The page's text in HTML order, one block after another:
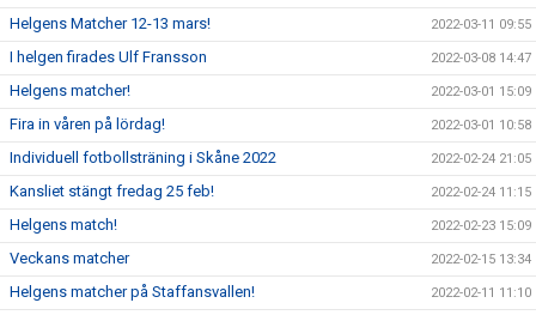
Helgens Matcher 12-13 mars! 2022-03-11 09:55
I helgen firades Ulf Fransson 2022-03-08 14:47
Helgens matcher! 2022-03-01 15:09
Fira in våren på lördag! 2022-03-01 10:58
Individuell fotbollsträning i Skåne 2022 2022-02-24 21:05
Kansliet stängt fredag 25 feb! 2022-02-24 11:15
Helgens match! 2022-02-23 15:09
Veckans matcher 2022-02-15 13:34
Helgens matcher på Staffansvallen! 2022-02-11 11:10